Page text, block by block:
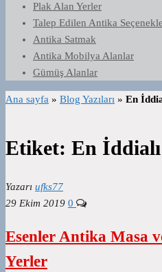
Plak Alan Yerler
Talep Edilen Antika
Antika Satmak
Antika Mobilya Alanlar
Gümüş Alanlar
Ana sayfa » Blog Yazıları » En
Etiket: En
Yazarı ufks77
29 Ekim 2019 0
Esenler Antika Masa
Yerler